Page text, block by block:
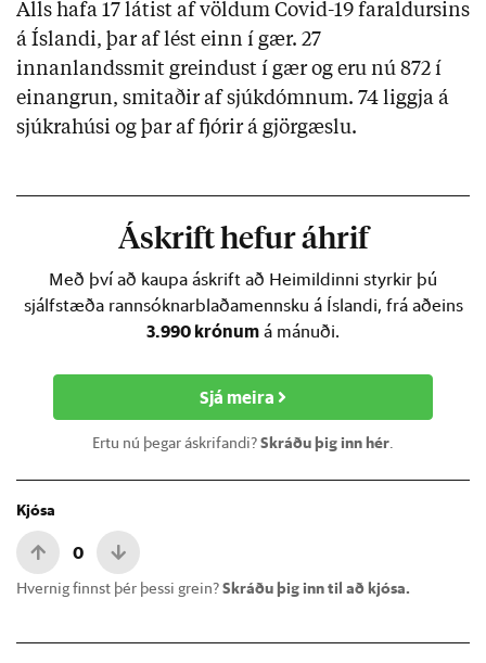
Alls hafa 17 látist af völdum Covid-19 faraldursins
á Íslandi, þar af lést einn í gær. 27
innanlandssmit greindust í gær og eru nú 872 í
einangrun, smitaðir af sjúkdómnum. 74 liggja á
sjúkrahúsi og þar af fjórir á gjörgæslu.
Áskrift hefur áhrif
Með því að kaupa áskrift að Heimildinni styrkir þú
sjálfstæða rannsóknarblaðamennsku á Íslandi, frá aðeins
3.990 krónum á mánuði.
Sjá meira
Ertu nú þegar áskrifandi?Skráðu þig inn hér.
Kjósa
0
Hvernig finnst þér þessi grein?Skráðu þig inn til að kjósa.